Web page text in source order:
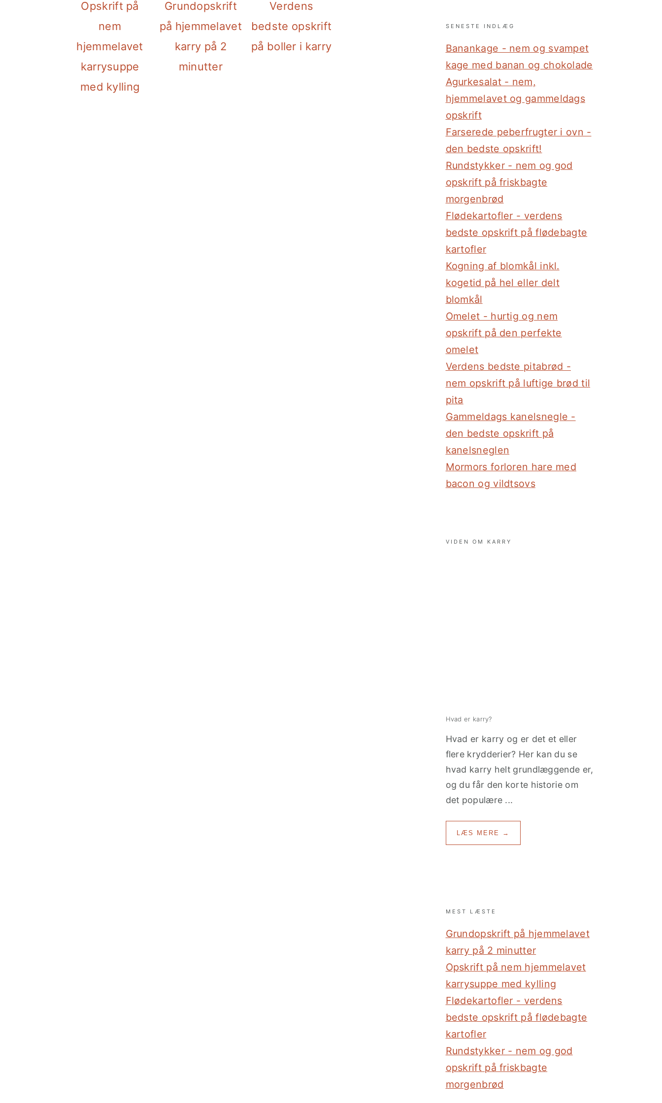
Opskrift på
nem
hjemmelavet
karrysuppe
med kylling
Grundopskrift
på hjemmelavet
karry på 2
minutter
Verdens
bedste opskrift
på boller i karry
SENESTE INDLÆG
Banankage - nem og svampet
kage med banan og chokolade
Agurkesalat - nem,
hjemmelavet og gammeldags
opskrift
Farserede peberfrugter i ovn -
den bedste opskrift!
Rundstykker - nem og god
opskrift på friskbagte
morgenbrød
Flødekartofler - verdens
bedste opskrift på flødebagte
kartofler
Kogning af blomkål inkl.
kogetid på hel eller delt
blomkål
Omelet - hurtig og nem
opskrift på den perfekte
omelet
Verdens bedste pitabrød -
nem opskrift på luftige brød til
pita
Gammeldags kanelsnegle -
den bedste opskrift på
kanelsneglen
Mormors forloren hare med
bacon og vildtsovs
VIDEN OM KARRY
Hvad er karry?
Hvad er karry og er det et eller
flere krydderier? Her kan du se
hvad karry helt grundlæggende er,
og du får den korte historie om
det populære ...
LÆS MERE →
MEST LÆSTE
Grundopskrift på hjemmelavet
karry på 2 minutter
Opskrift på nem hjemmelavet
karrysuppe med kylling
Flødekartofler - verdens
bedste opskrift på flødebagte
kartofler
Rundstykker - nem og god
opskrift på friskbagte
morgenbrød